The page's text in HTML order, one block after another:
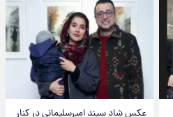
عکس شاد سپند امیرسلیمانی در کنار